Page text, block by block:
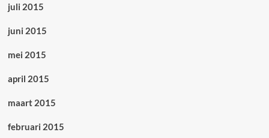
juli 2015
juni 2015
mei 2015
april 2015
maart 2015
februari 2015